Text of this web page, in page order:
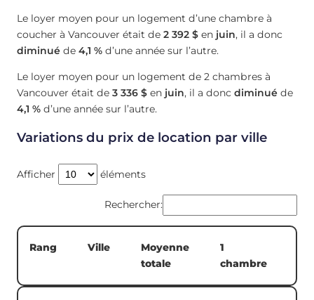
Le loyer moyen pour un logement d’une chambre à
coucher à Vancouver était de 2 392 $ en juin, il a donc
diminué de 4,1 % d’une année sur l’autre.
Le loyer moyen pour un logement de 2 chambres à
Vancouver était de 3 336 $ en juin, il a donc diminué de
4,1 % d’une année sur l’autre.
Variations du prix de location par ville
Afficher éléments
Rechercher:
Rang Ville
Moyenne
totale
1
chambre